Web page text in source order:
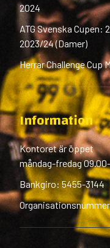
2024
ATG Svenska Cupen:
2023/24 (Damer)
Herrar Challenge Cup
Information
Kontoret är öppet
måndag-fredag
Bankgiro: 5455-3144